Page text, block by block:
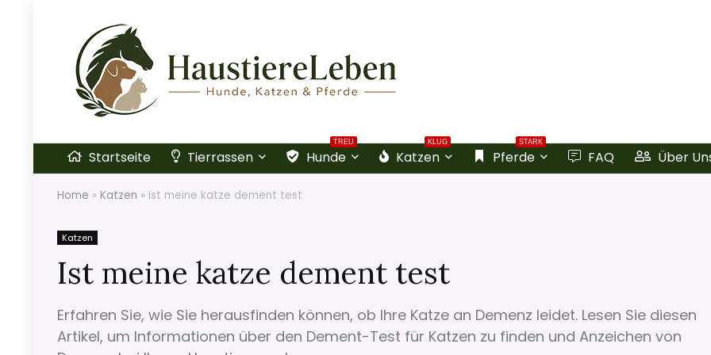
Startseite Tierrassen
TREU
Hunde
KLUG
Katzen
STARK
Pferde FAQ Über
Home » Katzen » Ist meine katze dement test
Katzen
Ist meine katze dement test
Erfahren Sie, wie Sie herausfinden können, ob Ihre Katze an Demenz leidet. Lesen Sie diesen
Artikel, um Informationen über den Dement-Test für Katzen zu finden und Anzeichen von